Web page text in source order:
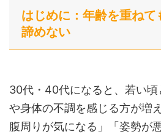
はじめに：年齢を重ねて
諦めない
30代・40代になると、若い
や身体の不調を感じる方が増
腹周りが気になる」「姿勢が